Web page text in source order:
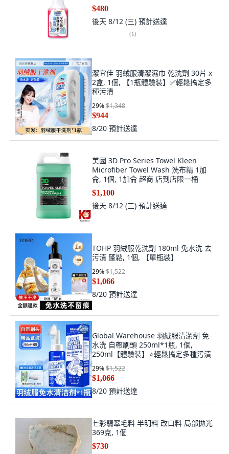
$480
後天 8/12 (三) 預計送達
(1)
潔宜佳 羽絨服清潔濕巾 乾洗劑 30片 x
2盒, 1個, 【1瓶體驗裝】✅輕鬆搞定多
種污漬
29%$1,348
$944
8/20 預計送達
美國 3D Pro Series Towel Kleen
Microfiber Towel Wash 洗布精 1加
侖, 1個, 1加侖 超商 店到店限一桶
$1,100
後天 8/12 (三) 預計送達
TOHP 羽絨服乾洗劑 180ml 免水洗 去
污漬 蓬鬆, 1個, 【單瓶裝】
29%$1,522
$1,066
8/20 預計送達
Global Warehouse 羽絨服清潔劑 免
水洗 自帶刷頭 250ml*1瓶, 1個,
250ml【體驗裝】⭐輕鬆搞定多種污漬
29%$1,522
$1,066
8/20 預計送達
七彩翡翠毛料 半明料 改口料 局部拋光
369克, 1個
$730